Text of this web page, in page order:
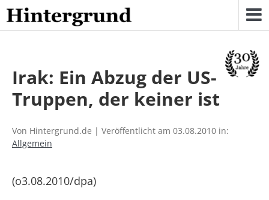
Skip
to
content
Irak: Ein Abzug der US-
Truppen, der keiner ist
Von Hintergrund.de | Veröffentlicht am 03.08.2010 in:
Allgemein
(o3.08.2010/dpa)